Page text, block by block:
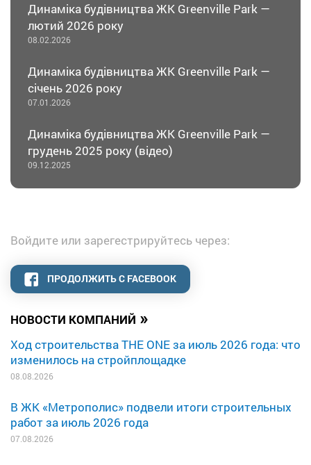
НОВОСТИ КОМПАНИЙ »
Ход строительства THE ONE за июль 2026 года: что
изменилось на стройплощадке
08.08.2026
В ЖК «Метрополис» подвели итоги строительных
работ за июль 2026 года
07.08.2026
Динаміка будівництва ЖК Greenville Park —
лютий 2026 року
08.02.2026
Динаміка будівництва ЖК Greenville Park —
січень 2026 року
07.01.2026
Динаміка будівництва ЖК Greenville Park —
грудень 2025 року (відео)
09.12.2025
Войдите или зарегестрируйтесь через:
ПРОДОЛЖИТЬ С FACEBOOK